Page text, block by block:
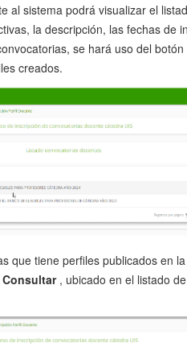
al sistema podrá visualizar el
la descripción, las fechas de
se hará uso del
creados.
que tiene perfiles publicados en
Consultar , ubicado en el listado